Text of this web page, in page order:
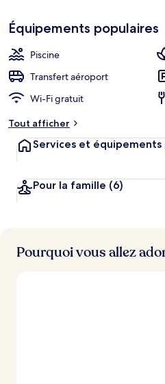
Équipements populaires
Piscine
Transfert aéroport
Wi-Fi gratuit
Tout afficher
Services et équipements
Pour la famille (6)
Pourquoi vous allez